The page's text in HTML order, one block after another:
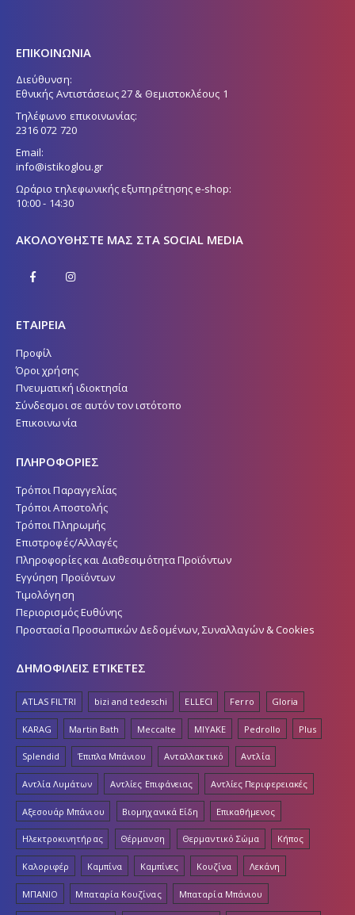
ΕΠΙΚΟΙΝΩΝΙΑ
Διεύθυνση:
Εθνικής Αντιστάσεως 27 & Θεμιστοκλέους 1
Τηλέφωνο επικοινωνίας:
2316 072 720
Email:
info@istikoglou.gr
Ωράριο τηλεφωνικής εξυπηρέτησης e-shop:
10:00 - 14:30
ΑΚΟΛΟΥΘΉΣΤΕ ΜΑΣ ΣΤΑ SOCIAL MEDIA
ΕΤΑΙΡΕΙΑ
Προφίλ
Όροι χρήσης
Πνευματική ιδιοκτησία
Σύνδεσμοι σε αυτόν τον ιστότοπο
Επικοινωνία
ΠΛΗΡΟΦΟΡΙΕΣ
Τρόποι Παραγγελίας
Τρόποι Αποστολής
Τρόποι Πληρωμής
Επιστροφές/Αλλαγές
Πληροφορίες και Διαθεσιμότητα Προϊόντων
Εγγύηση Προϊόντων
Τιμολόγηση
Περιορισμός Ευθύνης
Προστασία Προσωπικών Δεδομένων, Συναλλαγών & Cookies
ΔΗΜΟΦΙΛΕΙΣ ΕΤΙΚΕΤΕΣ
ATLAS FILTRI bizi and tedeschi ELLECI Ferro Gloria
KARAG Martin Bath Meccalte MIYAKE Pedrollo Plus
Splendid Έπιπλα Μπάνιου Ανταλλακτικό Αντλία
Αντλία Λυμάτων Αντλίες Επιφάνειας Αντλίες Περιφερειακές
Αξεσουάρ Μπάνιου Βιομηχανικά Είδη Επικαθήμενος
Ηλεκτροκινητήρας Θέρμανση Θερμαντικό Σώμα Κήπος
Καλοριφέρ Καμπίνα Καμπίνες Κουζίνα Λεκάνη
ΜΠΑΝΙΟ Μπαταρία Κουζίνας Μπαταρία Μπάνιου